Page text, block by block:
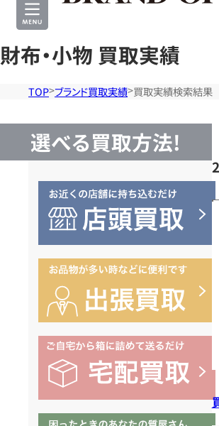
財布・小物 買取実績
TOP ブランド買取実績 買取実績検索結果
選べる買取方法!